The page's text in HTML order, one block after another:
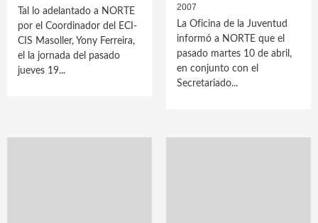
Tal lo adelantado a NORTE
por el Coordinador del ECI-
CIS Masoller, Yony Ferreira,
el la jornada del pasado
jueves 19...
2007
La Oficina de la Juventud
informó a NORTE que el
pasado martes 10 de abril,
en conjunto con el
Secretariado...